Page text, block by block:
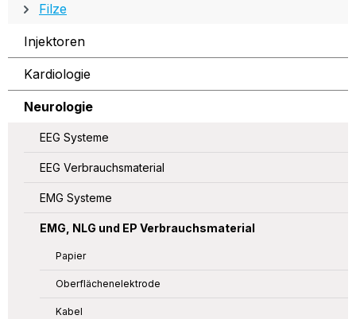
Filze
Injektoren
Kardiologie
Neurologie
EEG Systeme
EEG Verbrauchsmaterial
EMG Systeme
EMG, NLG und EP Verbrauchsmaterial
Papier
Oberflächenelektrode
Kabel